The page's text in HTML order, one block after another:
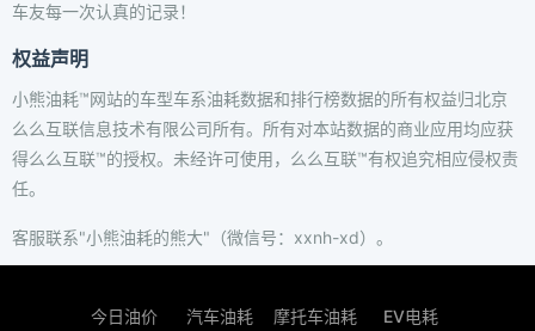
车友每一次认真的记录！
权益声明
小熊油耗™网站的车型车系油耗数据和排行榜数据的所有权益归北京
么么互联信息技术有限公司所有。所有对本站数据的商业应用均应获
得么么互联™的授权。未经许可使用，么么互联™有权追究相应侵权责
任。
客服联系"小熊油耗的熊大"（微信号：xxnh-xd）。
今日油价 汽车油耗 摩托车油耗 EV电耗